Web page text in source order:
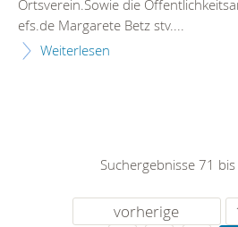
Ortsverein.Sowie die
efs.de Margarete Betz stv....
Weiterlesen
Suchergebnisse 71
vorherige